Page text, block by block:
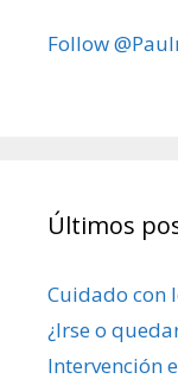
Follow
Últimos
Cuidado con
¿Irse o
Intervención